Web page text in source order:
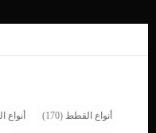
برفق, انتظر حتى يشير الترمومتر
أنواع القطط (170) أنواع